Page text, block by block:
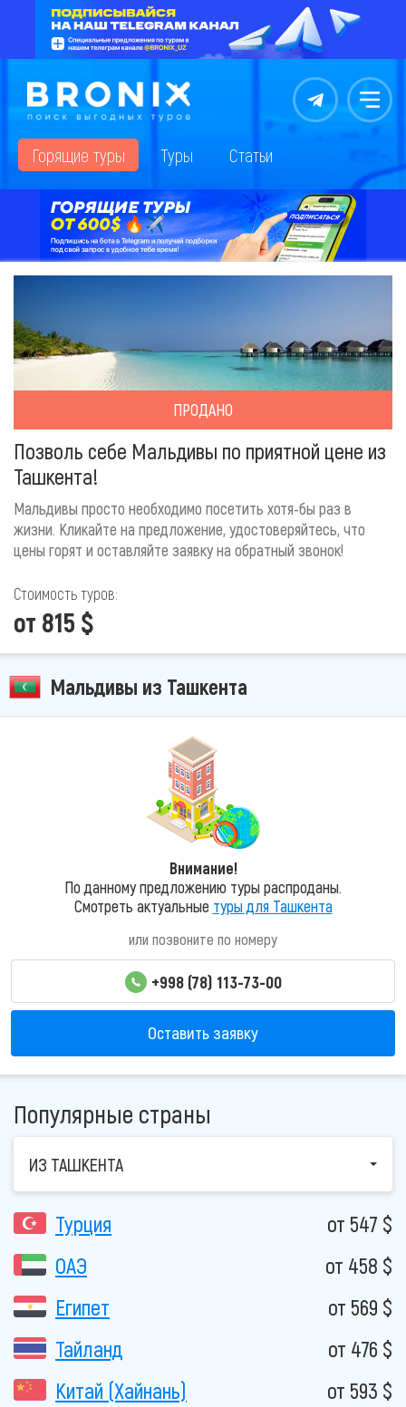
Контакты Меню
Горящие туры Туры Статьи
ПРОДАНО
Позволь себе Мальдивы по приятной цене из
Ташкента!
Мальдивы просто необходимо посетить хотя-бы раз в
жизни. Кликайте на предложение, удостоверяйтесь, что
цены горят и оставляйте заявку на обратный звонок!
Стоимость туров:
от 815 $
Мальдивы из Ташкента
Внимание!
По данному предложению туры распроданы.
Смотреть актуальные туры для Ташкента
или позвоните по номеру
+998 (78) 113-73-00
Оставить заявку
Популярные страны
ИЗ ТАШКЕНТА
Турция
от 547 $
ОАЭ
от 458 $
Египет
от 569 $
Тайланд
от 476 $
Китай (Хайнань)
от 593 $